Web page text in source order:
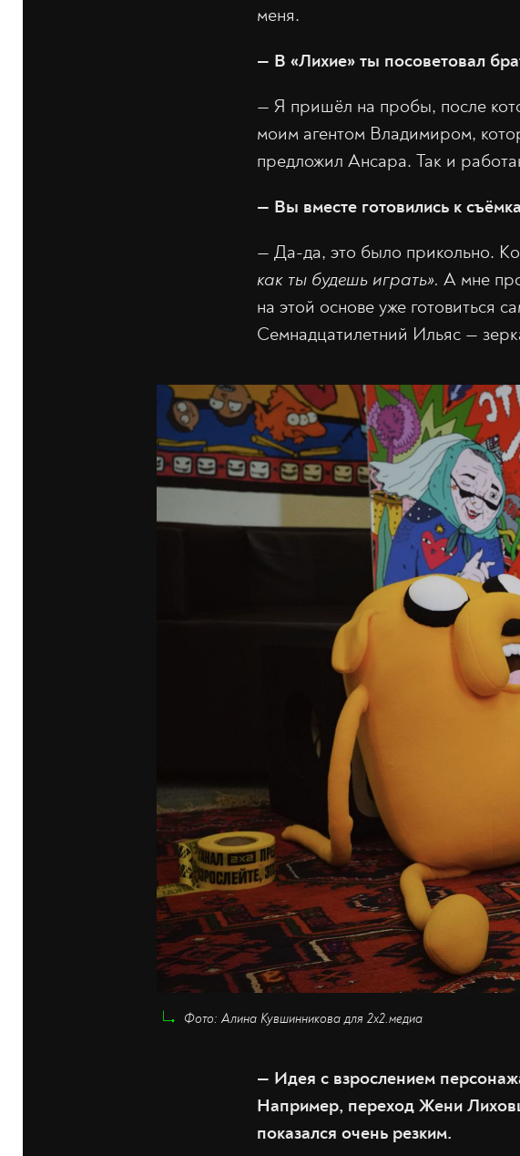
меня.
— В «Лихие» ты посоветовал
— Я пришёл на пробы, после
моим агентом Владимиром,
предложил Ансара. Так и
— Вы вместе готовились к
— Да-да, это было прикольно.
как ты будешь играть». А мне
на этой основе уже готовиться
Семнадцатилетний Ильяс —
Фото: Алина Кувшинникова для 2х2.медиа
— Идея с взрослением
Например, переход Жени
показался очень резким.